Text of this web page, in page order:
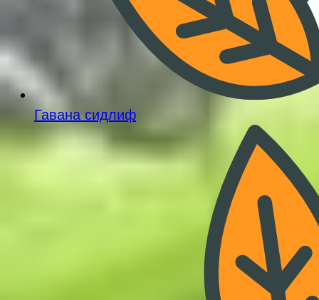
Гавана сидлиф